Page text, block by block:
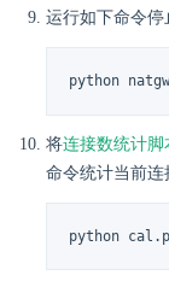
运行如下命令停
python
将连接数统计脚
命令统计当前连
python